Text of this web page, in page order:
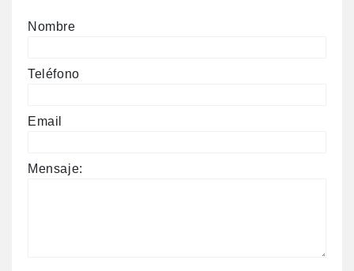
Nombre
Teléfono
Email
Mensaje: